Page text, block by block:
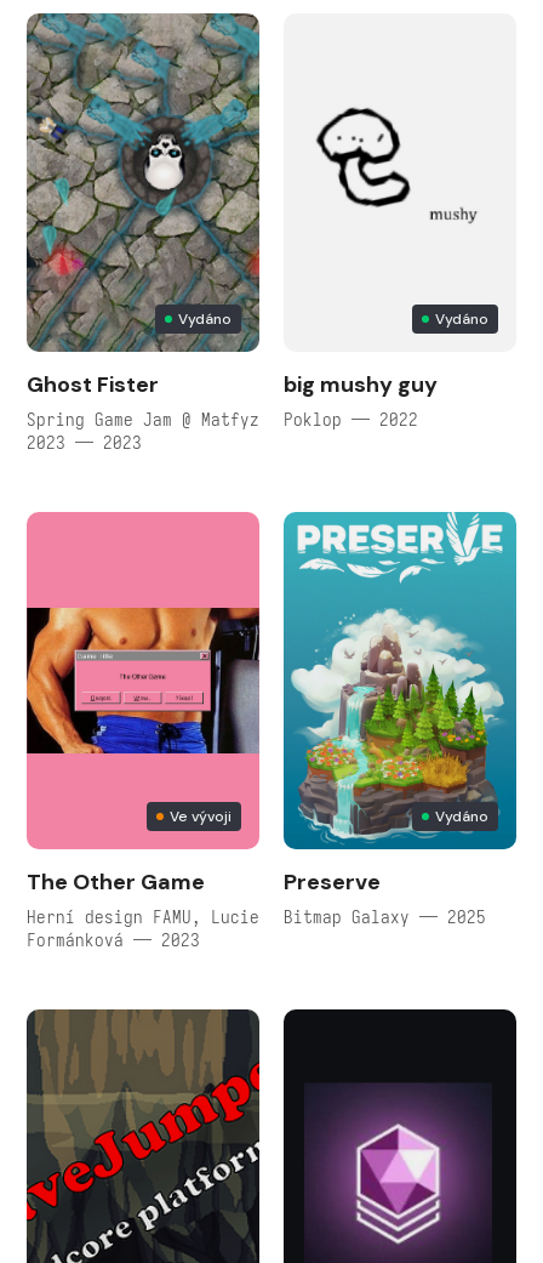
Vydáno
Ghost Fister
Spring Game Jam @ Matfyz
2023 — 2023
Vydáno
big mushy guy
Poklop — 2022
Ve vývoji
The Other Game
Herní design FAMU, Lucie
Formánková — 2023
Vydáno
Preserve
Bitmap Galaxy — 2025